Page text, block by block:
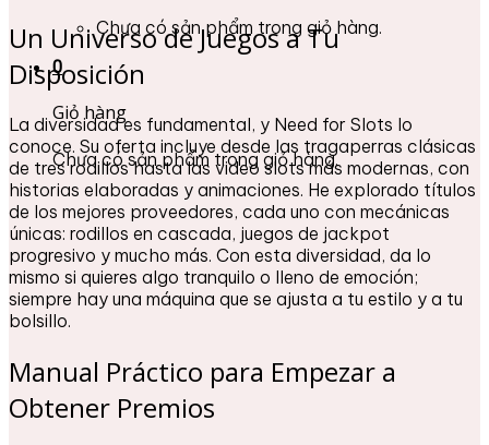
Chưa có sản phẩm trong giỏ hàng.
0
Giỏ hàng
Chưa có sản phẩm trong giỏ hàng.
Un Universo de Juegos a Tu
Disposición
La diversidad es fundamental, y Need for Slots lo
conoce. Su oferta incluye desde las tragaperras clásicas
de tres rodillos hasta las video slots más modernas, con
historias elaboradas y animaciones. He explorado títulos
de los mejores proveedores, cada uno con mecánicas
únicas: rodillos en cascada, juegos de jackpot
progresivo y mucho más. Con esta diversidad, da lo
mismo si quieres algo tranquilo o lleno de emoción;
siempre hay una máquina que se ajusta a tu estilo y a tu
bolsillo.
Manual Práctico para Empezar a
Obtener Premios